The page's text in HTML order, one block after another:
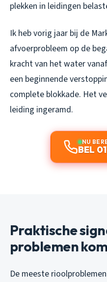
plekken in leidingen
Ik heb vorig jaar bij de
afvoerprobleem op de
kracht van het water
een beginnende
complete blokkade. Het
leiding ingeramd.
NU
BEL
Praktische
problemen
De meeste